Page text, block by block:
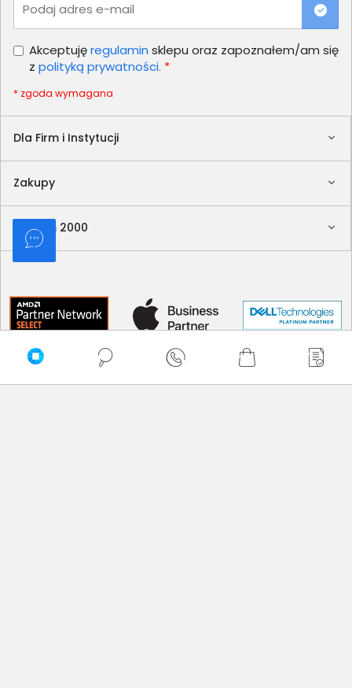
Dla Firm i Instytucji
Zakupy
Delkom 2000
Podaj adres e-mail
Akceptujęregulamin sklepu oraz zapoznałem/am się
z polityką prywatności. *
* zgoda wymagana